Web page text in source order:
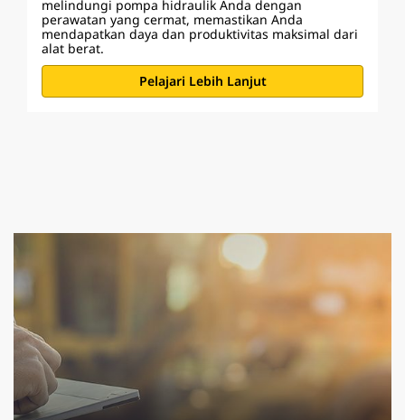
melindungi pompa hidraulik Anda dengan
perawatan yang cermat, memastikan Anda
mendapatkan daya dan produktivitas maksimal dari
alat berat.
Pelajari Lebih Lanjut